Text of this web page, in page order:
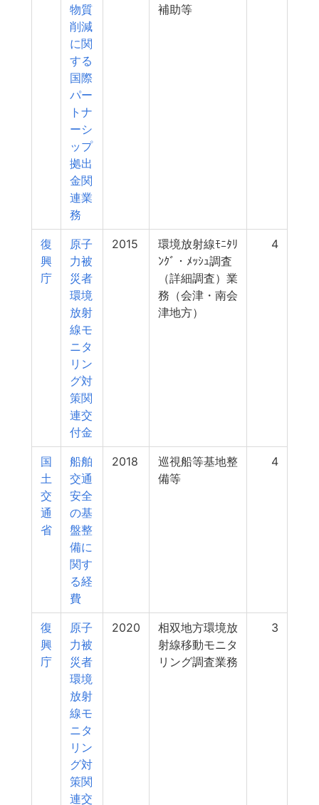
物質
削減
に関
する
国際
パー
トナ
ーシ
ップ
拠出
金関
連業
務
補助等
復
興
庁
原子
力被
災者
環境
放射
線モ
ニタ
リン
グ対
策関
連交
付金
2015
環境放射線ﾓﾆﾀﾘ
ﾝｸﾞ・ﾒｯｼｭ調査
（詳細調査）業
務（会津・南会
津地方）
4
国
土
交
通
省
船舶
交通
安全
の基
盤整
備に
関す
る経
費
2018
巡視船等基地整
備等
4
復
興
庁
原子
力被
災者
環境
放射
線モ
ニタ
リン
グ対
策関
連交
2020
相双地方環境放
射線移動モニタ
リング調査業務
3